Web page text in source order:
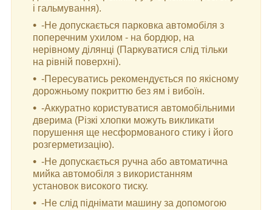
і гальмування).
-Не допускається парковка автомобіля з
поперечним ухилом - на бордюр, на
нерівному ділянці (Паркуватися слід тільки
на рівній поверхні).
-Пересуватись рекомендується по якісному
дорожньому покриттю без ям і вибоїн.
-Аккуратно користуватися автомобільними
дверима (Різкі хлопки можуть викликати
порушення ще несформованого стику і його
розгерметизацію).
-Не допускається ручна або автоматична
мийка автомобіля з використанням
установок високого тиску.
-Не слід піднімати машину за допомогою